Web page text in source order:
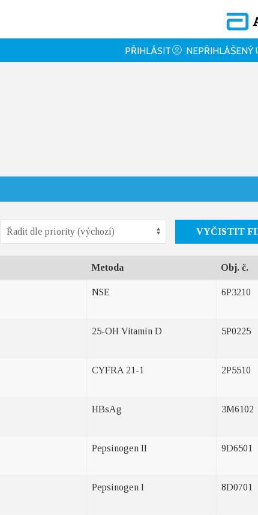
PŘIHLÁSIT NEPŘIHLÁŠENÝ
VYČISTIT
Metoda Obj. č.
NSE 6P3210
25-OH Vitamin D 5P0225
CYFRA 21-1 2P5510
HBsAg 3M6102
Pepsinogen II 9D6501
Pepsinogen I 8D0701